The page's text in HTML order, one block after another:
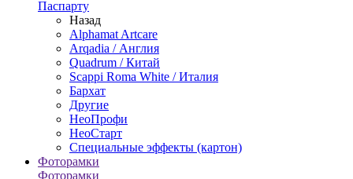
Паспарту
Назад
Alphamat Artcare
Arqadia / Англия
Quadrum / Китай
Scappi Roma White / Италия
Бархат
Другие
НеоПрофи
НеоСтарт
Специальные эффекты (картон)
Фоторамки
Фоторамки